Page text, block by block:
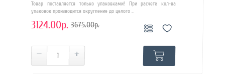
Товар поставляется только упаковками! При расчете кол-ва
упаковок производится округление до целого ..
3124.00р. 3675.00р.